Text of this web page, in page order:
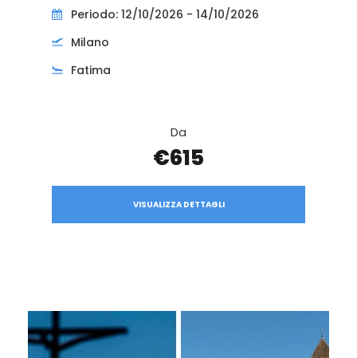
Periodo: 12/10/2026 - 14/10/2026
Milano
Fatima
Da
€615
VISUALIZZA DETTAGLI